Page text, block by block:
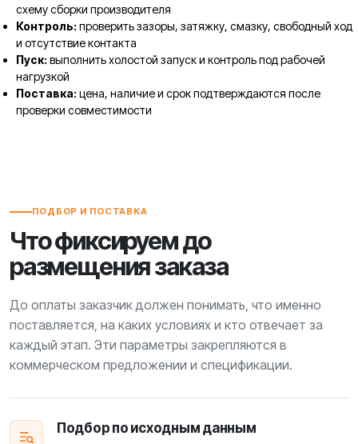
схему сборки производителя
Контроль: проверить зазоры, затяжку, смазку, свободный ход
и отсутствие контакта
Пуск: выполнить холостой запуск и контроль под рабочей
нагрузкой
Поставка: цена, наличие и срок подтверждаются после
проверки совместимости
ПОДБОР И ПОСТАВКА
Что фиксируем до
размещения заказа
До оплаты заказчик должен понимать, что именно
поставляется, на каких условиях и кто отвечает за
каждый этап. Эти параметры закрепляются в
коммерческом предложении и спецификации.
Подбор по исходным данным